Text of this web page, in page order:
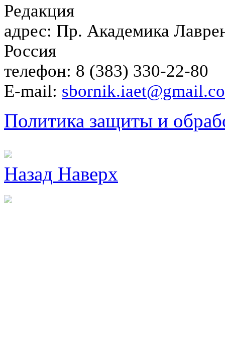
Редакция
адрес: Пр. Академика
Россия
телефон: 8 (383) 330-22-80
E-mail:
Политика защиты и
Назад Наверх